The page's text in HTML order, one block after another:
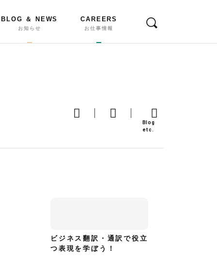
BLOG ＆ NEWS
お知らせ
CAREERS
お仕事情報
ビジネス翻訳・通訳で役立
つ表現を学ぼう！